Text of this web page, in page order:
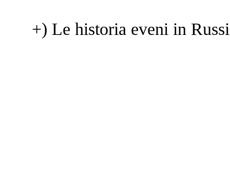
+) Le historia eveni in